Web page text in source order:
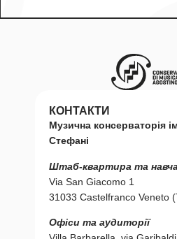
КОНТАКТИ
Музична консерваторія
Стефані
Штаб-квартира та
Via San Giacomo 1
31033 Castelfranco Veneto
Офіси та аудиторії